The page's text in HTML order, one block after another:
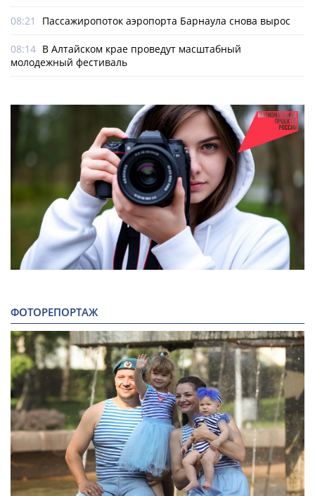
08:21 Пассажиропоток аэропорта Барнаула снова вырос
08:14 В Алтайском крае проведут масштабный
молодежный фестиваль
ФОТОРЕПОРТАЖ